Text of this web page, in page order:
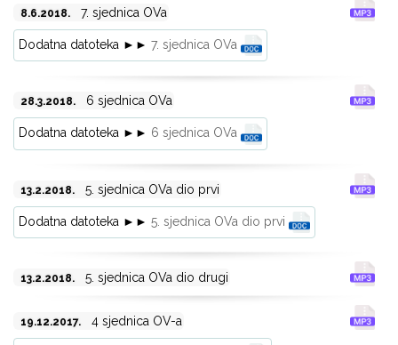
8.6.2018. 7. sjednica OVa
Dodatna datoteka ►► 7. sjednica OVa
28.3.2018. 6 sjednica OVa
Dodatna datoteka ►► 6 sjednica OVa
13.2.2018. 5. sjednica OVa dio prvi
Dodatna datoteka ►► 5. sjednica OVa dio prvi
13.2.2018. 5. sjednica OVa dio drugi
19.12.2017. 4 sjednica OV-a